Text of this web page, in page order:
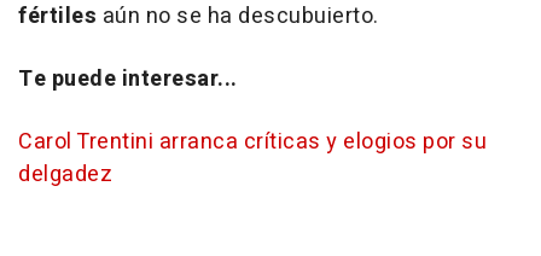
fértiles aún no se ha descubuierto.
Te puede interesar...
Carol Trentini arranca críticas y elogios por su
delgadez